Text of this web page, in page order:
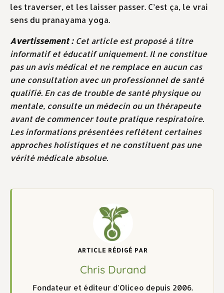
les traverser, et les laisser passer. C’est ça, le vrai
sens du pranayama yoga.
Avertissement :Cet article est proposé à titre
informatif et éducatif uniquement. Il ne constitue
pas un avis médical et ne remplace en aucun cas
une consultation avec un professionnel de santé
qualifié. En cas de trouble de santé physique ou
mentale, consulte un médecin ou un thérapeute
avant de commencer toute pratique respiratoire.
Les informations présentées reflètent certaines
approches holistiques et ne constituent pas une
vérité médicale absolue.
ARTICLE RÉDIGÉ PAR
Chris Durand
Fondateur et éditeur d'Oliceo depuis 2006.